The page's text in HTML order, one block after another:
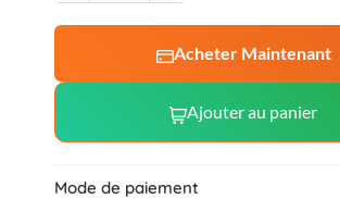
Acheter Maintenant
Ajouter au panier
Mode de paiement